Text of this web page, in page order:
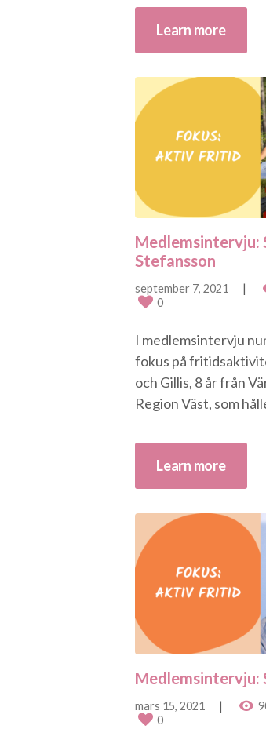
Learn more
Medlemsintervju:
Stefansson
september 7, 2021
0
I medlemsintervju
fokus på
och Gillis, 8 år från
Region Väst, som
Learn more
Medlemsintervju:
mars 15, 2021
0